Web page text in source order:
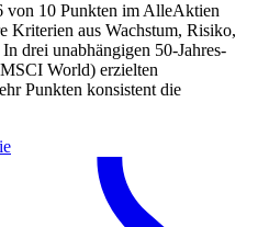
von 10 Punkten im AlleAktien
Kriterien aus Wachstum, Risiko,
drei unabhängigen 50-Jahres-
World) erzielten
Punkten konsistent die